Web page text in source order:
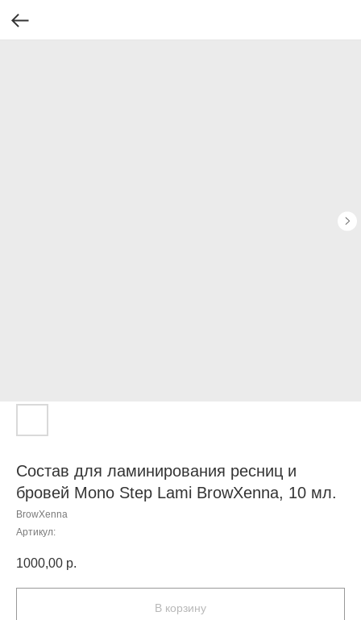
Состав для ламинирования ресниц и
бровей Mono Step Lami BrowXenna, 10 мл.
BrowXenna
Артикул:
1000,00 р.
В корзину